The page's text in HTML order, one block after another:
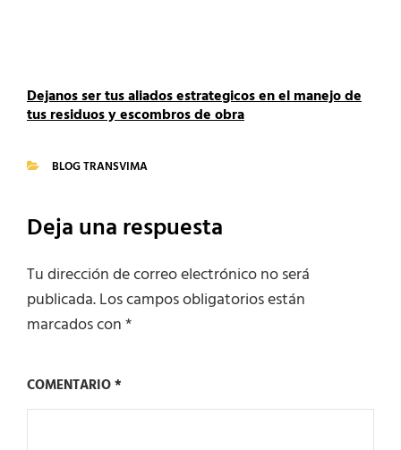
Dejanos ser tus aliados estrategicos en el manejo de
tus residuos y escombros de obra
BLOG TRANSVIMA
Deja una respuesta
Tu dirección de correo electrónico no será
publicada.Los campos obligatorios están
marcados con*
COMENTARIO*